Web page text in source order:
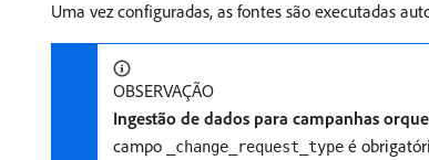
Uma vez configuradas, as fontes são executadas
OBSERVAÇÃO
Ingestão de dados para campanhas
campo
_change_request_type é